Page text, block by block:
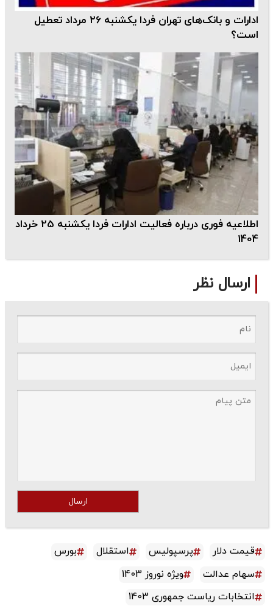
ادارات و بانک‌های تهران فردا یکشنبه ۲۶ مرداد تعطیل
است؟
اطلاعیه فوری درباره فعالیت ادارات فردا یکشنبه 25 خرداد
1404
ارسال نظر
ارسال
قیمت دلار پرسپولیس استقلال
بورس
سهام عدالت
ویژه نوروز 1403
انتخابات ریاست جمهوری 1403